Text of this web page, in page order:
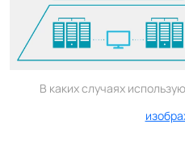
В каких случаях